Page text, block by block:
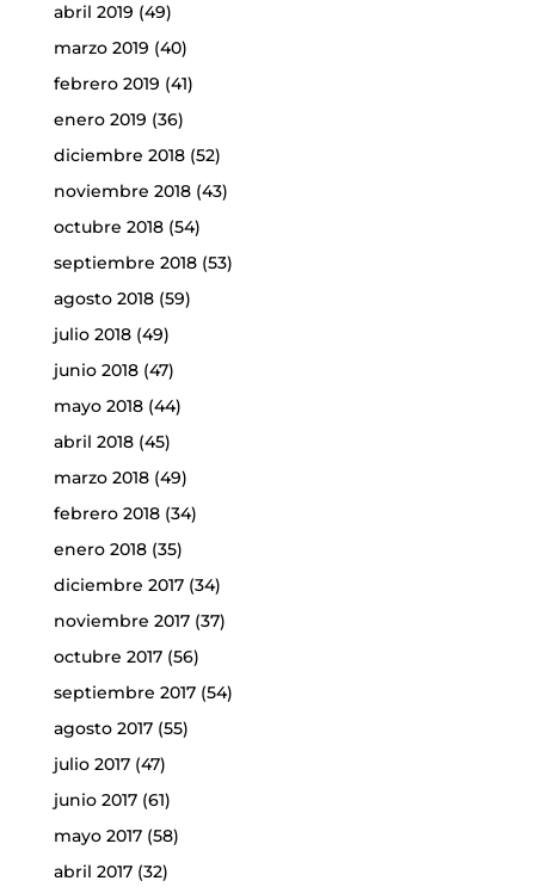
abril 2019 (49)
marzo 2019 (40)
febrero 2019 (41)
enero 2019 (36)
diciembre 2018(52)
noviembre 2018(43)
octubre 2018(54)
septiembre 2018(53)
agosto 2018(59)
julio 2018(49)
junio 2018(47)
mayo 2018(44)
abril 2018(45)
marzo 2018(49)
febrero 2018(34)
enero 2018(35)
diciembre 2017(34)
noviembre 2017(37)
octubre 2017(56)
septiembre 2017(54)
agosto 2017(55)
julio 2017(47)
junio 2017(61)
mayo 2017(58)
abril 2017(32)